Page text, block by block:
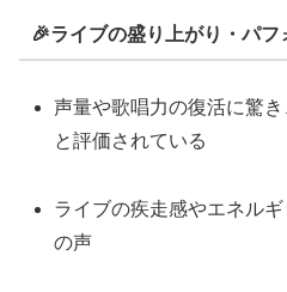
🎉ライブの盛り上がり・パフ
声量や歌唱力の復活に驚
と評価されている
ライブの疾走感やエネル
の声